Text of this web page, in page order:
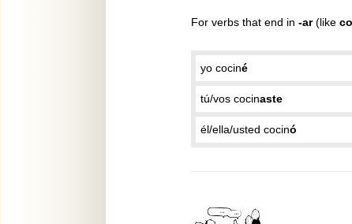
For verbs that end in -ar(like
yo cociné
tú/vos cocinaste
él/ella/usted cocinó